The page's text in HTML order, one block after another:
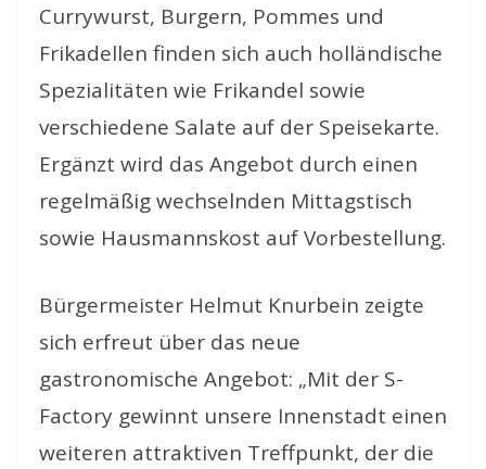
Currywurst, Burgern, Pommes und
Frikadellen finden sich auch holländische
Spezialitäten wie Frikandel sowie
verschiedene Salate auf der Speisekarte.
Ergänzt wird das Angebot durch einen
regelmäßig wechselnden Mittagstisch
sowie Hausmannskost auf Vorbestellung.
Bürgermeister Helmut Knurbein zeigte
sich erfreut über das neue
gastronomische Angebot: „Mit der S-
Factory gewinnt unsere Innenstadt einen
weiteren attraktiven Treffpunkt, der die